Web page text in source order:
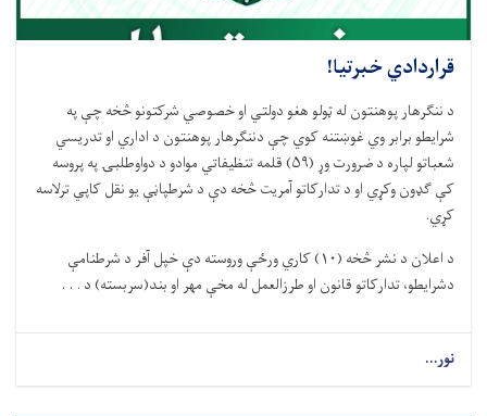
قراردادي خبرتيا!
د ننګرهار پوهنتون له ټولو هغو دولتي او خصوصي شرکتونو څخه چې په
شرايطو برابر وي غوښتنه کوي چې دننګرهار پوهنتون د اداري او تدريسي
شعباتو لپاره د ضرورت وړ (۵۹) قلمه تنظيفاتي موادو د دواوطلبۍ په پروسه
کې ګډون وکړي او د تدارکاتو آمريت څخه دې د شرطپاڼې يو نقل کاپي ترلاسه
کړي.
د اعلان د نشر څخه (۱۰) کاري ورځې وروسته دې خپل آفر د شرطنامې
دشرايطو، تدارکاتو قانون او طرزالعمل له مخې مهر او بند(سربسته) د . . .
نور...